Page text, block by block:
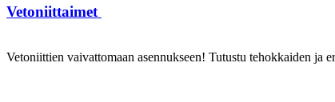
Vetoniittaimet
Vetoniittien vaivattomaan asennukseen! Tutustu tehokkaiden ja